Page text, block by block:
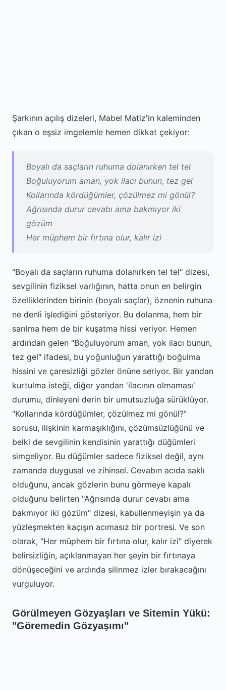
Şarkının açılış dizeleri, Mabel Matiz'in kaleminden
çıkan o eşsiz imgelemle hemen dikkat çekiyor:
Boyalı da saçların ruhuma dolanırken tel tel
Boğuluyorum aman, yok ilacı bunun, tez gel
Kollarında kördüğümler, çözülmez mi gönül?
Ağrısında durur cevabı ama bakmıyor iki
gözüm
Her müphem bir fırtına olur, kalır izi
"Boyalı da saçların ruhuma dolanırken tel tel" dizesi,
sevgilinin fiziksel varlığının, hatta onun en belirgin
özelliklerinden birinin (boyalı saçlar), öznenin ruhuna
ne denli işlediğini gösteriyor. Bu dolanma, hem bir
sarılma hem de bir kuşatma hissi veriyor. Hemen
ardından gelen "Boğuluyorum aman, yok ilacı bunun,
tez gel" ifadesi, bu yoğunluğun yarattığı boğulma
hissini ve çaresizliği gözler önüne seriyor. Bir yandan
kurtulma isteği, diğer yandan 'ilacının olmaması'
durumu, dinleyeni derin bir umutsuzluğa sürüklüyor.
"Kollarında kördüğümler, çözülmez mi gönül?"
sorusu, ilişkinin karmaşıklığını, çözümsüzlüğünü ve
belki de sevgilinin kendisinin yarattığı düğümleri
simgeliyor. Bu düğümler sadece fiziksel değil, aynı
zamanda duygusal ve zihinsel. Cevabın acıda saklı
olduğunu, ancak gözlerin bunu görmeye kapalı
olduğunu belirten "Ağrısında durur cevabı ama
bakmıyor iki gözüm" dizesi, kabullenmeyişin ya da
yüzleşmekten kaçışın acımasız bir portresi. Ve son
olarak, "Her müphem bir fırtına olur, kalır izi" diyerek
belirsizliğin, açıklanmayan her şeyin bir fırtınaya
dönüşeceğini ve ardında silinmez izler bırakacağını
vurguluyor.
Görülmeyen Gözyaşları ve Sitemin Yükü:
"Göremedin Gözyaşımı"